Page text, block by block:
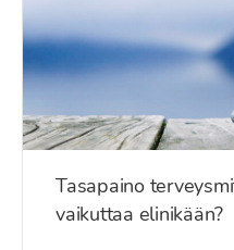
Tasapaino
vaikuttaa elinikään?